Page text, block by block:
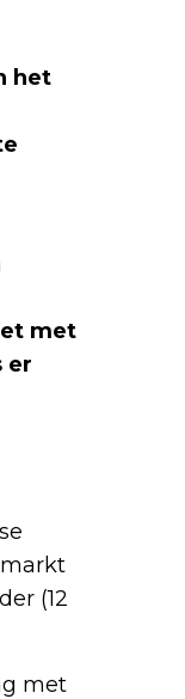
het
met
er
(12
met